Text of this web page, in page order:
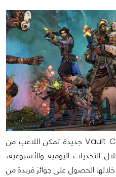
هذه التوسعة تُضيف ثلاث Vault Cards جديدة تمكن اللاعب من
اليومية والأسبوعية،
يمكن من خلالها الحصول على جوائز فريدة من